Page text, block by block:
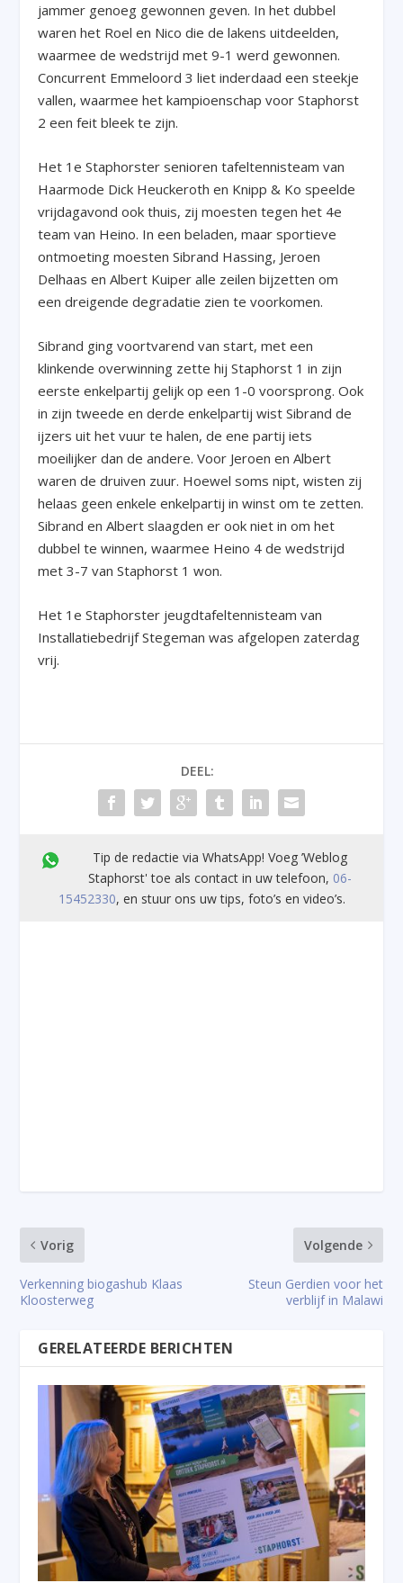
jammer genoeg gewonnen geven. In het dubbel
waren het Roel en Nico die de lakens uitdeelden,
waarmee de wedstrijd met 9-1 werd gewonnen.
Concurrent Emmeloord 3 liet inderdaad een steekje
vallen, waarmee het kampioenschap voor Staphorst
2 een feit bleek te zijn.
Het 1eStaphorster senioren tafeltennisteam van
Haarmode Dick Heuckeroth en Knipp & Ko speelde
vrijdagavond ook thuis, zij moesten tegen het 4e
team van Heino. In een beladen, maar sportieve
ontmoeting moesten Sibrand Hassing, Jeroen
Delhaas en Albert Kuiper alle zeilen bijzetten om
een dreigende degradatie zien te voorkomen.
Sibrand ging voortvarend van start, met een
klinkende overwinning zette hij Staphorst 1 in zijn
eerste enkelpartij gelijk op een 1-0 voorsprong. Ook
in zijn tweede en derde enkelpartij wist Sibrand de
ijzers uit het vuur te halen, de ene partij iets
moeilijker dan de andere. Voor Jeroen en Albert
waren de druiven zuur. Hoewel soms nipt, wisten zij
helaas geen enkele enkelpartij in winst om te zetten.
Sibrand en Albert slaagden er ook niet in om het
dubbel te winnen, waarmee Heino 4 de wedstrijd
met 3-7 van Staphorst 1 won.
Het 1e Staphorster jeugdtafeltennisteam van
Installatiebedrijf Stegeman was afgelopen zaterdag
vrij.
DEEL:
Tip de redactie via WhatsApp! Voeg ’Weblog
Staphorst' toe als contact in uw telefoon, 06-
15452330, en stuur ons uw tips, foto’s en video’s.
Vorig
Verkenning biogashub Klaas
Kloosterweg
Volgende
Steun Gerdien voor het
verblijf in Malawi
GERELATEERDE BERICHTEN